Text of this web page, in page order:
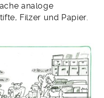
analoge
Filzer und Papier.